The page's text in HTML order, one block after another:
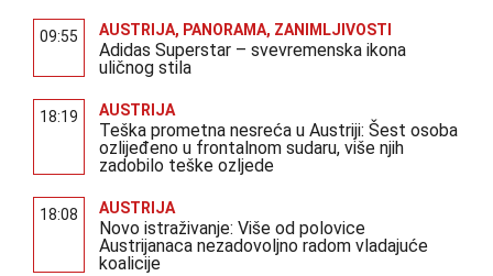
09:55 AUSTRIJA, PANORAMA, ZANIMLJIVOSTI
Adidas Superstar – svevremenska ikona
uličnog stila
18:19 AUSTRIJA
Teška prometna nesreća u Austriji: Šest osoba
ozlijeđeno u frontalnom sudaru, više njih
zadobilo teške ozljede
18:08 AUSTRIJA
Novo istraživanje: Više od polovice
Austrijanaca nezadovoljno radom vladajuće
koalicije